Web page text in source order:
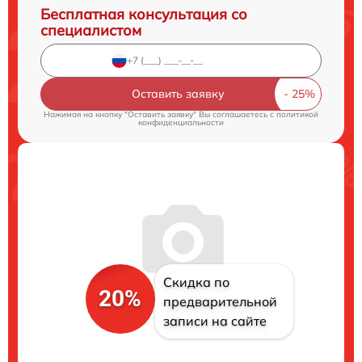
Бесплатная консультация со
специалистом
Оставить заявку
Нажимая на кнопку "Оставить заявку" Вы соглашаетесь cполитикой
конфиденциальности
20%
Скидка по
предварительной
записи на сайте